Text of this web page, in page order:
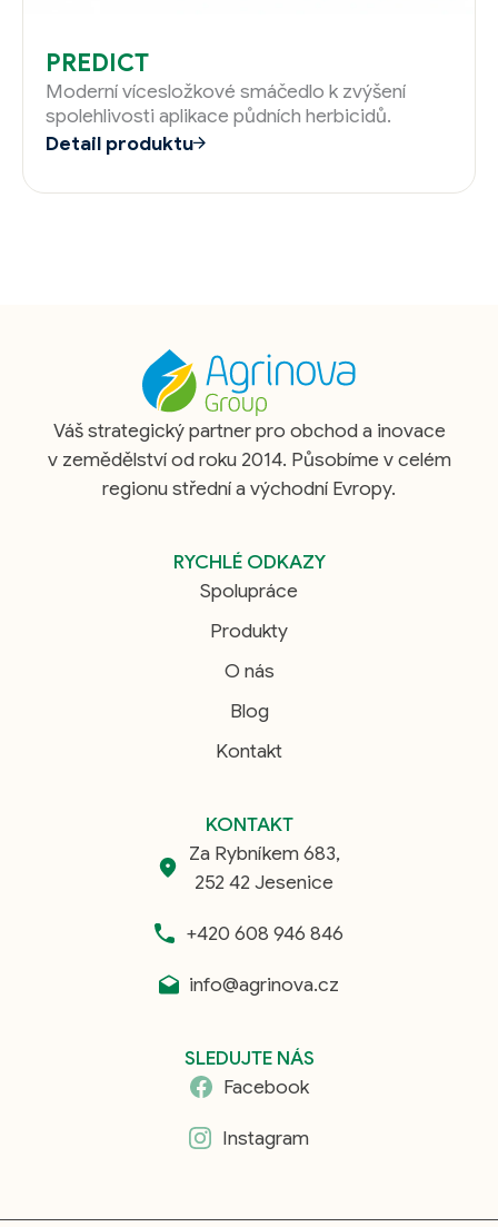
PREDICT
Moderní vícesložkové smáčedlo k zvýšení
spolehlivosti aplikace půdních herbicidů.
Detail produktu
Váš strategický partner pro obchod a inovace
v zemědělství od roku 2014. Působíme v celém
regionu střední a východní Evropy.
RYCHLÉ ODKAZY
Spolupráce
Produkty
O nás
Blog
Kontakt
KONTAKT
Za Rybníkem 683,
252 42 Jesenice
+420 608 946 846
info@agrinova.cz
SLEDUJTE NÁS
Facebook
Instagram